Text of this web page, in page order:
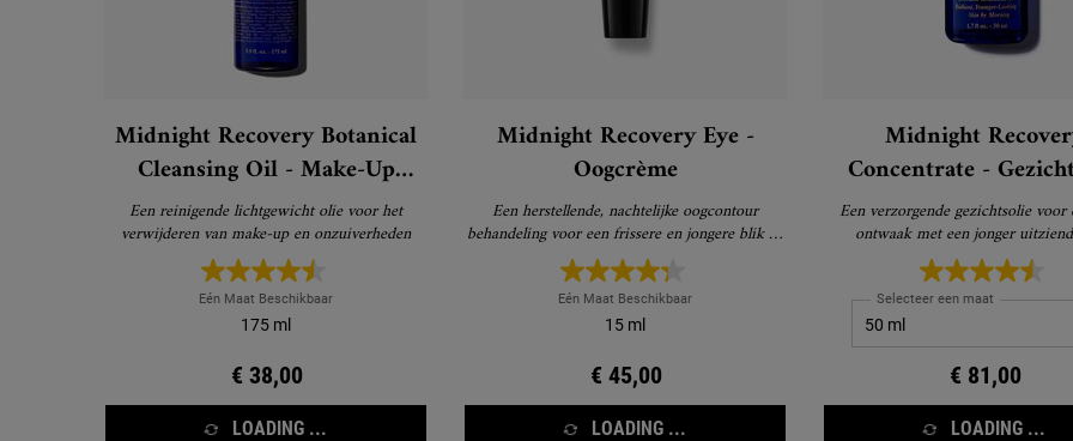
Midnight Recovery Botanical
Cleansing Oil - Make-Up
Remover
Een reinigende lichtgewicht olie voor het
verwijderen van make-up en onzuiverheden
Eén Maat Beschikbaar
175 ml
€ 38,00
LOADING ...
Midnight Recovery Eye -
Oogcrème
Een herstellende, nachtelijke oogcontour
behandeling voor een frissere en jongere blik de
volgende ochtend
Eén Maat Beschikbaar
15 ml
€ 45,00
LOADING ...
Midnight
Concentrate -
Een verzorgende gezichtsolie voor
ontwaak met een jonger
Selecteer een maat
€ 81,00
LOADING ...